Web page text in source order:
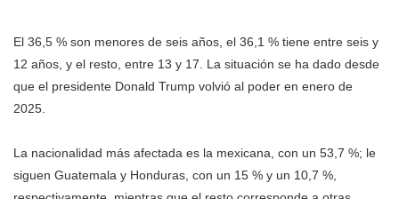
El 36,5 % son menores de seis años, el 36,1 % tiene entre seis y
12 años, y el resto, entre 13 y 17. La situación se ha dado desde
que el presidente Donald Trump volvió al poder en enero de
2025.
La nacionalidad más afectada es la mexicana, con un 53,7 %; le
siguen Guatemala y Honduras, con un 15 % y un 10,7 %,